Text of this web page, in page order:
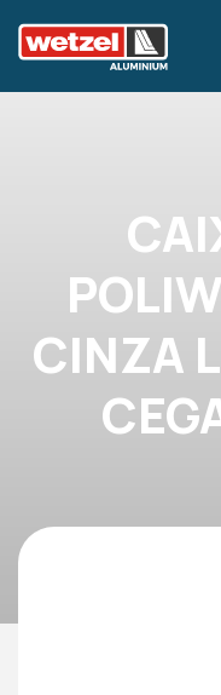
CINZA